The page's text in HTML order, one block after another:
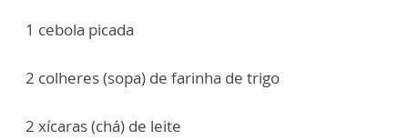
1 cebola picada
2 colheres (sopa) de farinha de trigo
2 xícaras (chá) de leite